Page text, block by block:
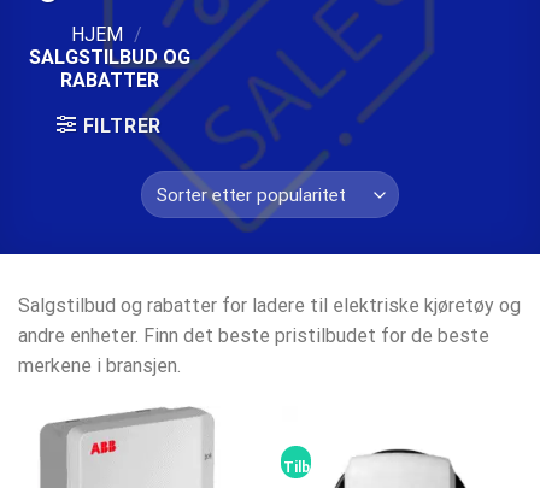
HJEM /
SALGSTILBUD OG
RABATTER
FILTRER
Salgstilbud og rabatter for ladere til elektriske kjøretøy og
andre enheter. Finn det beste pristilbudet for de beste
merkene i bransjen.
Tilbud!